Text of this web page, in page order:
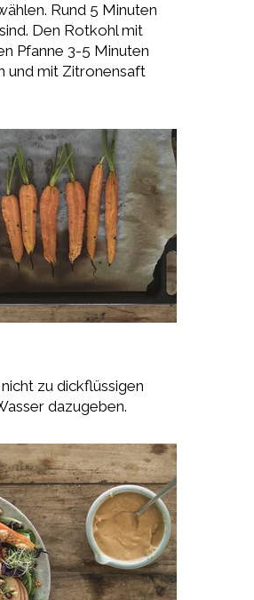
Rund 5 Minuten
Den Rotkohl mit
Pfanne 3-5 Minuten
und mit Zitronensaft
zu dickflüssigen
dazugeben.